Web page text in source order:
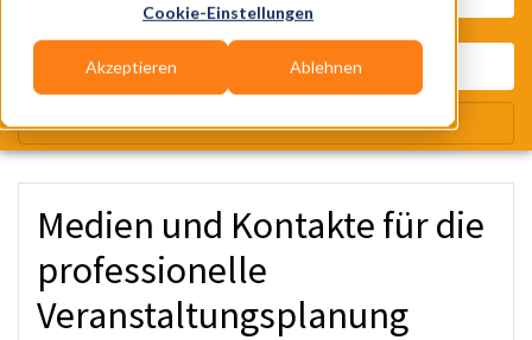
Cookie-Einstellungen
Akzeptieren Ablehnen
Medien und Kontakte für die
professionelle
Veranstaltungsplanung
Wir suchen für Dich